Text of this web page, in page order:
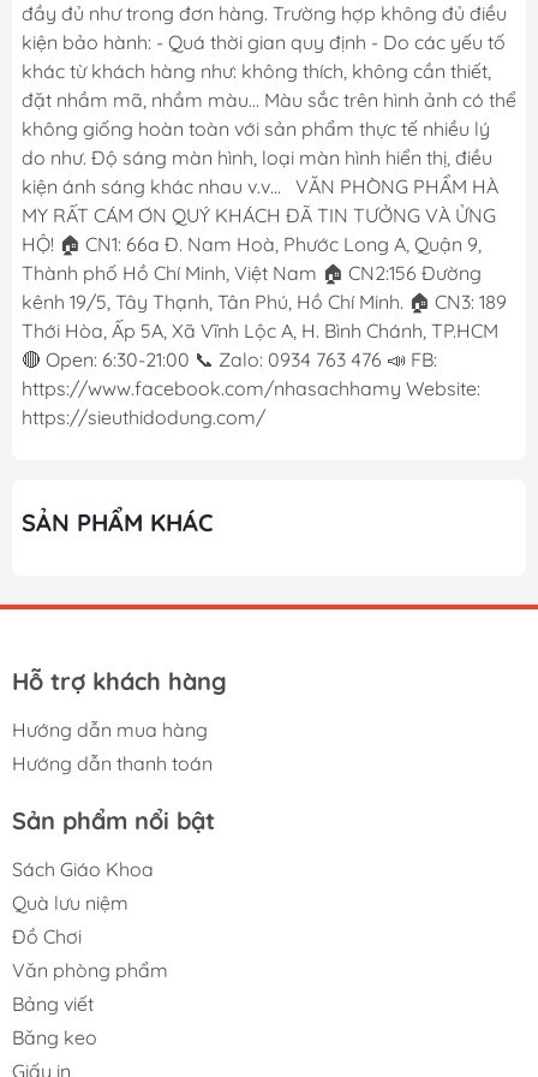
đầy đủ như trong đơn hàng. Trường hợp không đủ điều
kiện bảo hành: - Quá thời gian quy định - Do các yếu tố
khác từ khách hàng như: không thích, không cần thiết,
đặt nhầm mã, nhầm màu... Màu sắc trên hình ảnh có thể
không giống hoàn toàn với sản phẩm thực tế nhiều lý
do như. Độ sáng màn hình, loại màn hình hiển thị, điều
kiện ánh sáng khác nhau v.v... VĂN PHÒNG PHẨM HÀ
MY RẤT CÁM ƠN QUÝ KHÁCH ĐÃ TIN TƯỞNG VÀ ỬNG
HỘ! 🏠 CN1: 66a Đ. Nam Hoà, Phước Long A, Quận 9,
Thành phố Hồ Chí Minh, Việt Nam 🏠 CN2:156 Đường
kênh 19/5, Tây Thạnh, Tân Phú, Hồ Chí Minh. 🏠 CN3: 189
Thới Hòa, Ấp 5A, Xã Vĩnh Lộc A, H. Bình Chánh, TP.HCM
🔴 Open: 6:30-21:00 📞 Zalo: 0934 763 476 📣 FB:
https://www.facebook.com/nhasachhamy Website:
https://sieuthidodung.com/
SẢN PHẨM KHÁC
Hỗ trợ khách hàng
Hướng dẫn mua hàng
Hướng dẫn thanh toán
Sản phẩm nổi bật
Sách Giáo Khoa
Quà lưu niệm
Đồ Chơi
Văn phòng phẩm
Bảng viết
Băng keo
Giấy in